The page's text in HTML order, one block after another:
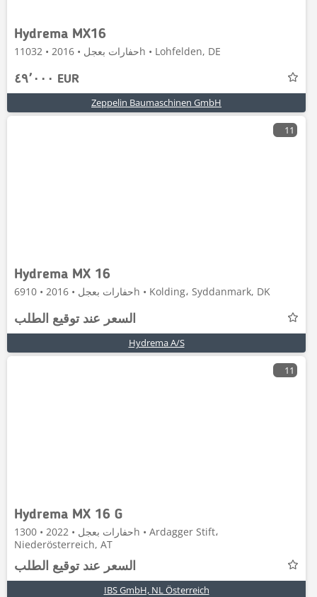
Hydrema MX16
حفارات بعجل • 2016 • 11032h • Lohfelden, DE
٤٩٬٠٠٠ EUR
Zeppelin Baumaschinen GmbH
11
Hydrema MX 16
حفارات بعجل • 2016 • 6910h • Kolding، Syddanmark, DK
السعر عند توقيع الطلب
Hydrema A/S
11
Hydrema MX 16 G
حفارات بعجل • 2022 • 1300h • Ardagger Stift،
Niederösterreich, AT
السعر عند توقيع الطلب
IBS GmbH, NL Österreich